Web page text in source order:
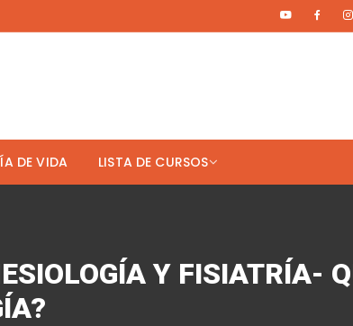
DE VIDA LISTA DE CURSOS
Salir
Y FISIATRÍA-